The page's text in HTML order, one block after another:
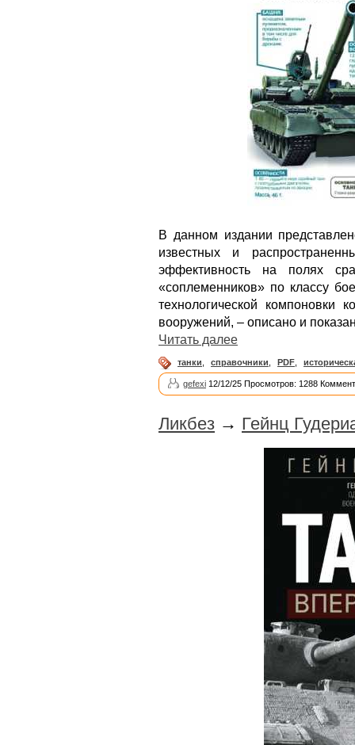
В данном издании
известных и
эффективность на полях
«соплеменников» по классу
технологической компоновки
вооружений, – описано и
Читать далее
танки справочники PDF
gefexi 12/12/25 Просмотров: 1288
Ликбез → Гейнц